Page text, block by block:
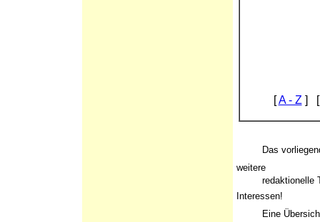
[A - Z ]
Das
weitere
redaktionelle
Interessen!
Eine Übersicht